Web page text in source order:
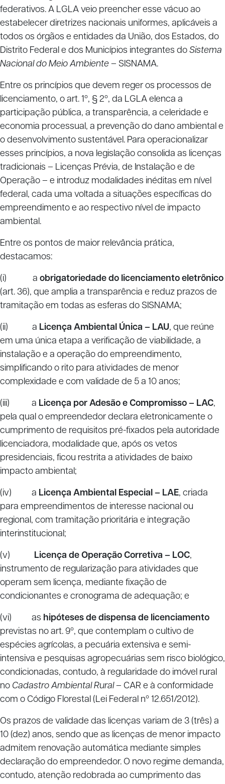
federativos. A LGLA veio preencher esse vácuo ao
estabelecer diretrizes nacionais uniformes, aplicáveis a
todos os órgãos e entidades da União, dos Estados, do
Distrito Federal e dos Municípios integrantes do Sistema
Nacional do Meio Ambiente – SISNAMA.
Entre os princípios que devem reger os processos de
licenciamento, o art. 1º, § 2º, da LGLA elenca a
participação pública, a transparência, a celeridade e
economia processual, a prevenção do dano ambiental e
o desenvolvimento sustentável. Para operacionalizar
esses princípios, a nova legislação consolida as licenças
tradicionais – Licenças Prévia, de Instalação e de
Operação – e introduz modalidades inéditas em nível
federal, cada uma voltada a situações específicas do
empreendimento e ao respectivo nível de impacto
ambiental.
Entre os pontos de maior relevância prática,
destacamos:
(i) a obrigatoriedade do licenciamento eletrônico
(art. 36), que amplia a transparência e reduz prazos de
tramitação em todas as esferas do SISNAMA;
(ii) a Licença Ambiental Única – LAU, que reúne
em uma única etapa a verificação de viabilidade, a
instalação e a operação do empreendimento,
simplificando o rito para atividades de menor
complexidade e com validade de 5 a 10 anos;
(iii) a Licença por Adesão e Compromisso – LAC,
pela qual o empreendedor declara eletronicamente o
cumprimento de requisitos pré-fixados pela autoridade
licenciadora, modalidade que, após os vetos
presidenciais, ficou restrita a atividades de baixo
impacto ambiental;
(iv) a Licença Ambiental Especial – LAE, criada
para empreendimentos de interesse nacional ou
regional, com tramitação prioritária e integração
interinstitucional;
(v) Licença de Operação Corretiva – LOC,
instrumento de regularização para atividades que
operam sem licença, mediante fixação de
condicionantes e cronograma de adequação; e
(vi) as hipóteses de dispensa de licenciamento
previstas no art. 9º, que contemplam o cultivo de
espécies agrícolas, a pecuária extensiva e semi-
intensiva e pesquisas agropecuárias sem risco biológico,
condicionadas, contudo, à regularidade do imóvel rural
no Cadastro Ambiental Rural– CAR e à conformidade
com o Código Florestal (Lei Federal nº 12.651/2012).
Os prazos de validade das licenças variam de 3 (três) a
10 (dez) anos, sendo que as licenças de menor impacto
admitem renovação automática mediante simples
declaração do empreendedor. O novo regime demanda,
contudo, atenção redobrada ao cumprimento das